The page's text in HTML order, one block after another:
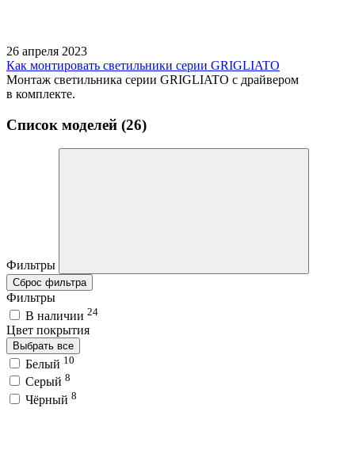
26 апреля 2023
Как монтировать светильники серии GRIGLIATO
Монтаж светильника серии GRIGLIATO с драйвером
в комплекте.
Список моделей (26)
Фильтры
Сброс фильтра
Фильтры
В наличии 24
Цвет покрытия
Выбрать все
Белый 10
Серый 8
Чёрный 8